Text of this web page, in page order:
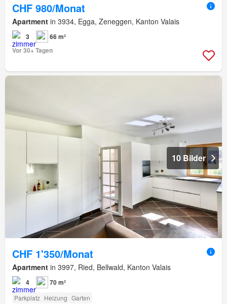
CHF 980/Monat
Apartment in 3934, Egga, Zeneggen, Kanton Valais
3
66 m²
Vor 30+ Tagen
10 Bilder
CHF 1'350/Monat
Apartment in 3997, Ried, Bellwald, Kanton Valais
4 70 m²
Parkplatz Heizung Garten